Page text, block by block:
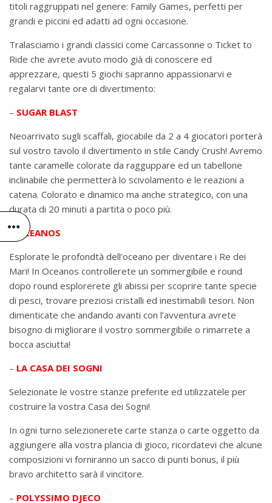
titoli raggruppati nel genere: Family Games, perfetti per
grandi e piccini ed adatti ad ogni occasione.
Tralasciamo i grandi classici come Carcassonne o Ticket to
Ride che avrete avuto modo già di conoscere ed
apprezzare, questi 5 giochi sapranno appassionarvi e
regalarvi tante ore di divertimento:
– SUGAR BLAST
Neoarrivato sugli scaffali, giocabile da 2 a 4 giocatori porterà
sul vostro tavolo il divertimento in stile Candy Crush! Avremo
tante caramelle colorate da ragguppare ed un tabellone
inclinabile che permetterà lo scivolamento e le reazioni a
catena. Colorato e dinamico ma anche strategico, con una
durata di 20 minuti a partita o poco più.
– OCEANOS
Esplorate le profondtà dell’oceano per diventare i Re dei
Mari! In Oceanos controllerete un sommergibile e round
dopo round esplorerete gli abissi per scoprire tante specie
di pesci, trovare preziosi cristalli ed inestimabili tesori. Non
dimenticate che andando avanti con l’avventura avrete
bisogno di migliorare il vostro sommergibile o rimarrete a
bocca asciutta!
– LA CASA DEI SOGNI
Selezionate le vostre stanze preferite ed utilizzatele per
costruire la vostra Casa dei Sogni!
In ogni turno selezionerete carte stanza o carte oggetto da
aggiungere alla vostra plancia di gioco, ricordatevi che alcune
composizioni vi forniranno un sacco di punti bonus, il più
bravo architetto sarà il vincitore.
– POLYSSIMO DJECO